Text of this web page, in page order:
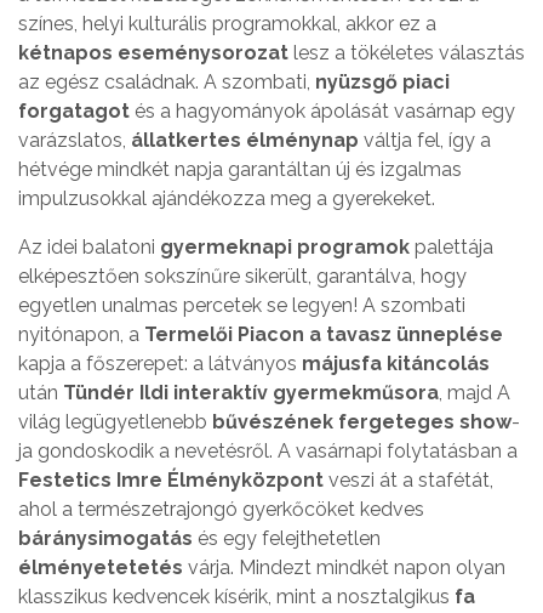
színes, helyi kulturális programokkal, akkor ez a
kétnapos eseménysorozat lesz a tökéletes választás
az egész családnak. A szombati, nyüzsgő piaci
forgatagot és a hagyományok ápolását vasárnap egy
varázslatos, állatkertes élménynap váltja fel, így a
hétvége mindkét napja garantáltan új és izgalmas
impulzusokkal ajándékozza meg a gyerekeket.
Az idei balatoni gyermeknapi programok palettája
elképesztően sokszínűre sikerült, garantálva, hogy
egyetlen unalmas percetek se legyen! A szombati
nyitónapon, a Termelői Piacon a tavasz ünneplése
kapja a főszerepet: a látványos májusfa kitáncolás
után Tündér Ildi interaktív gyermekműsora, majd A
világ legügyetlenebb bűvészének fergeteges show-
ja gondoskodik a nevetésről. A vasárnapi folytatásban a
Festetics Imre Élményközpont veszi át a stafétát,
ahol a természetrajongó gyerkőcöket kedves
báránysimogatás és egy felejthetetlen
élményetetetés várja. Mindezt mindkét napon olyan
klasszikus kedvencek kísérik, mint a nosztalgikus fa